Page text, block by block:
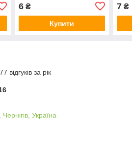
6₴
Купити
7 ₴
відгуків за рік
Україна